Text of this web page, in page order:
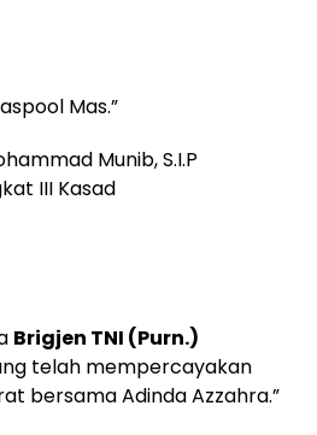
Mas.”
Munib, S.I.P
III Kasad
Brigjen TNI (Purn.)
telah mempercayakan
bersama Adinda Azzahra.”